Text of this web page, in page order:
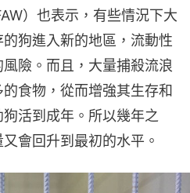
）也表示，有些情況下大
狗進入新的地區，流動性
險。而且，大量捕殺流浪
食物，從而增強其生存和
活到成年。所以幾年之
會回升到最初的水平。